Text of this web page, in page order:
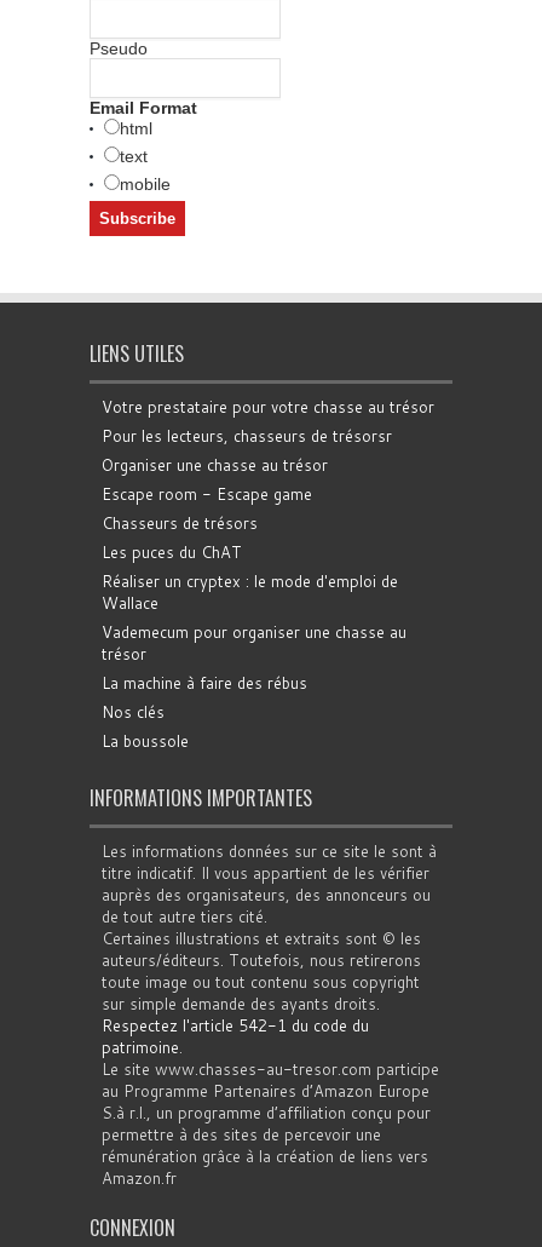
Pseudo
Email Format
html
text
mobile
LIENS UTILES
Votre prestataire pour votre chasse au trésor
Pour les lecteurs, chasseurs de trésorsr
Organiser une chasse au trésor
Escape room - Escape game
Chasseurs de trésors
Les puces du ChAT
Réaliser un cryptex : le mode d'emploi de
Wallace
Vademecum pour organiser une chasse au
trésor
La machine à faire des rébus
Nos clés
La boussole
INFORMATIONS IMPORTANTES
Les informations données sur ce site le sont à
titre indicatif. Il vous appartient de les vérifier
auprès des organisateurs, des annonceurs ou
de tout autre tiers cité.
Certaines illustrations et extraits sont © les
auteurs/éditeurs. Toutefois, nous retirerons
toute image ou tout contenu sous copyright
sur simple demande des ayants droits.
Respectez l'article 542-1 du code du
patrimoine.
Le site www.chasses-au-tresor.com participe
au Programme Partenaires d’Amazon Europe
S.à r.l., un programme d’affiliation conçu pour
permettre à des sites de percevoir une
rémunération grâce à la création de liens vers
Amazon.fr
CONNEXION